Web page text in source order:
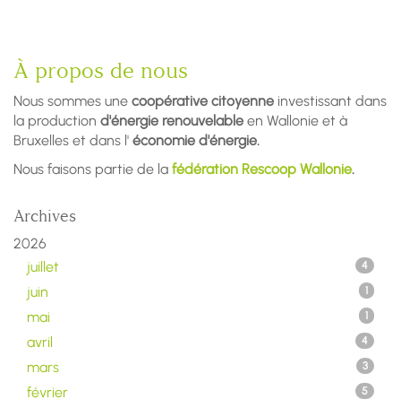
À propos de nous
Nous sommes une coopérative citoyenne investissant dans
la production d'énergie renouvelable en Wallonie et à
Bruxelles et dans l' économie d'énergie.
Nous faisons partie de la fédération Rescoop Wallonie.
Archives
2026
juillet
4
juin 1
mai 1
avril 4
mars 3
février 5